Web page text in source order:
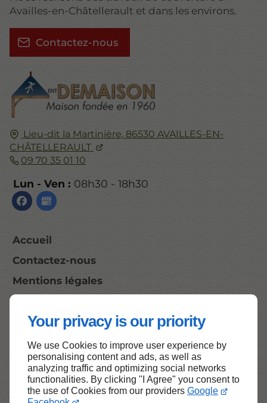
Your privacy is our priority
We use Cookies to improve user experience by
personalising content and ads, as well as
analyzing traffic and optimizing social networks
functionalities. By clicking "I Agree" you consent to
the use of Cookies from our providers Google
Lieu-dit la Martinière, 86530 AVAILLES-EN-
CHÂTELLERAULT
09 70 35 01 10
Lun - Ven : 08h30 - 18h30
Accueil
Contactez-nous
Mentions légales
Availles-en-Châtellerault et dans les environs.
Contactez-nous
Haut de page